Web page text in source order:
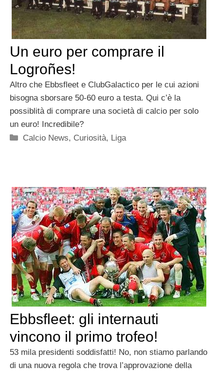
Un euro per comprare il
Logroñes!
Altro che Ebbsfleet e ClubGalactico per le cui azioni
bisogna sborsare 50-60 euro a testa. Qui c’è la
possiblità di comprare una società di calcio per solo
un euro! Incredibile?
Categorie
Calcio News, Curiosità, Liga
Ebbsfleet: gli internauti
vincono il primo trofeo!
53 mila presidenti soddisfatti! No, non stiamo parlando
di una nuova regola che trova l’approvazione della